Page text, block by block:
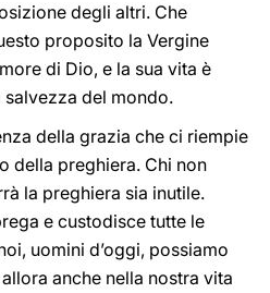
degli altri. Che
proposito la Vergine
di Dio, e la sua vita è
del mondo.
della grazia che ci riempie
della preghiera. Chi non
la preghiera sia inutile.
e custodisce tutte le
uomini d’oggi, possiamo
anche nella nostra vita